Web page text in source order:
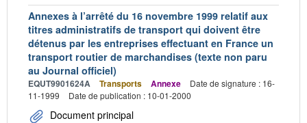
Annexes à l’arrêté du 16 novembre 1999 relatif aux
titres administratifs de transport qui doivent être
détenus par les entreprises effectuant en France un
transport routier de marchandises (texte non paru
au Journal officiel)
EQUT9901624A Transports Annexe
Date de signature : 16-
11-1999
Date de publication : 10-01-2000
Document principal